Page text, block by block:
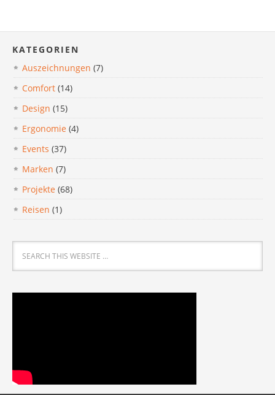
KATEGORIEN
Auszeichnungen (7)
Comfort (14)
Design (15)
Ergonomie (4)
Events (37)
Marken (7)
Projekte (68)
Reisen (1)